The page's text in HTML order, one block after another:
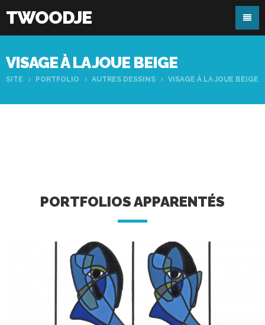
TWOODJE
VISAGE À LA JOUE BEIGE
SITE PORTFOLIO AUTRES DESSINS VISAGE À LA JOUE BEIGE
PORTFOLIOS APPARENTÉS